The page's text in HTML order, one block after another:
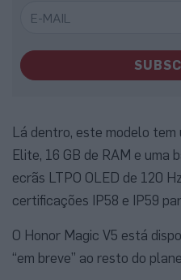
Lá dentro, este modelo tem
Elite, 16 GB de RAM e uma
ecrãs LTPO OLED de 120
certificações IP58 e IP59
O Honor Magic V5 está
“em breve” ao resto do